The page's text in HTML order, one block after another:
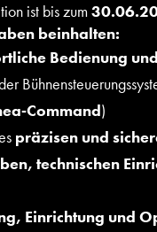
ist bis zum
beinhalten:
Bedienung und
)
präzisen und
technischen
Einrichtung und